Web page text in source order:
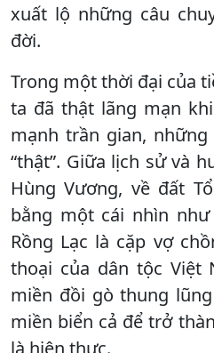
xuất lộ những câu
đời.
Trong một thời đại của
ta đã thật lãng mạn
mạnh trần gian, những
“thật”. Giữa lịch sử và
Hùng Vương, về đất
bằng một cái nhìn
Rồng Lạc là cặp vợ
thoại của dân tộc Việt
miền đồi gò thung
miền biển cả để trở
là hiện thực.